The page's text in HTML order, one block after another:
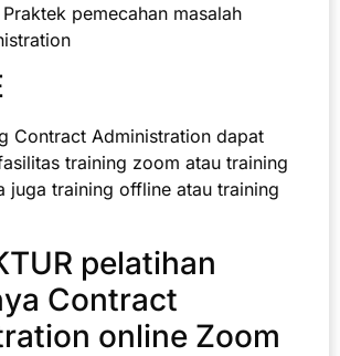
pemecahan masalah
Contract Administration dapat
training zoom atau training
juga training offline atau training
pelatihan
Contract
online Zoom